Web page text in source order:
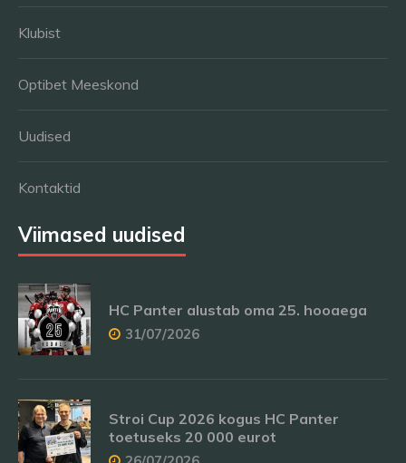
Klubist
Optibet Meeskond
Uudised
Kontaktid
Viimased uudised
HC Panter alustab oma 25. hooaega
31/07/2026
Stroi Cup 2026 kogus HC Panter
toetuseks 20 000 eurot